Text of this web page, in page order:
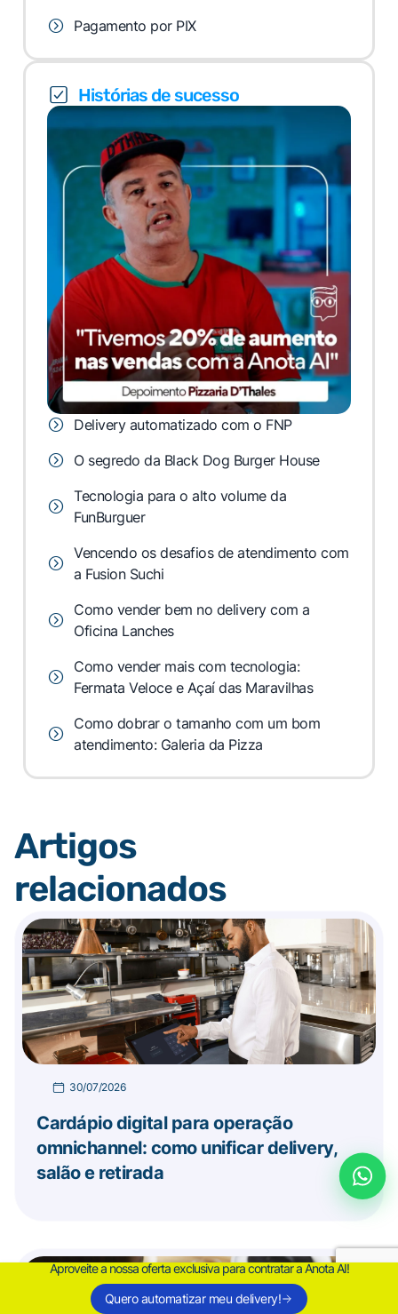
Aproveite a nossa oferta exclusiva para contratar a Anota AI!
Quero automatizar meu delivery!
Pagamento por PIX
Histórias de sucesso
Delivery automatizado com o FNP
O segredo da Black Dog Burger House
Tecnologia para o alto volume da
FunBurguer
Vencendo os desafios de atendimento com
a Fusion Suchi
Como vender bem no delivery com a
Oficina Lanches
Como vender mais com tecnologia:
Fermata Veloce e Açaí das Maravilhas
Como dobrar o tamanho com um bom
atendimento: Galeria da Pizza
Artigos
relacionados
30/07/2026
Cardápio digital para operação
omnichannel: como unificar delivery,
salão e retirada